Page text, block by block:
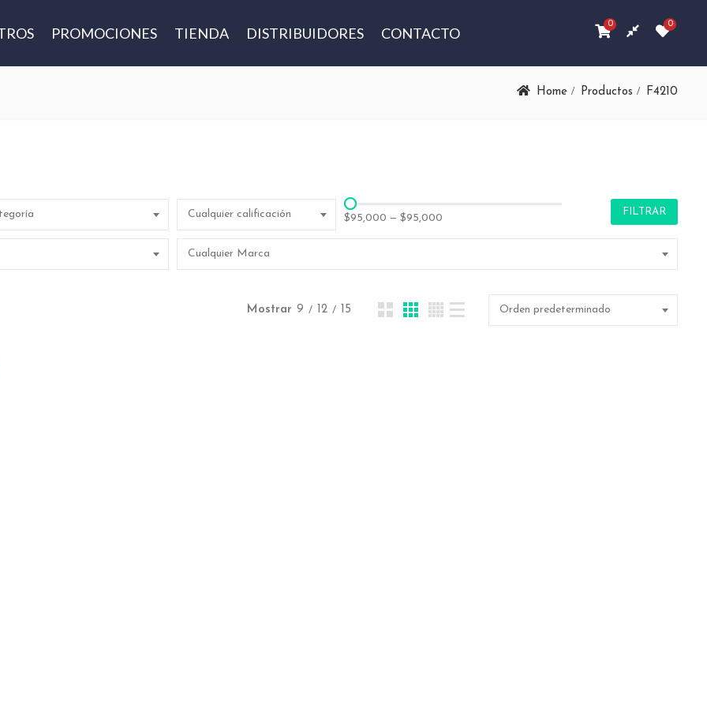
PROMOCIONES TIENDA DISTRIBUIDORES CONTACTO
0 0
Home Productos F4210
Cualquier calificación $95,000 — $95,000
FILTRAR
Cualquier Marca
Mostrar 9 12 15 Orden predeterminado